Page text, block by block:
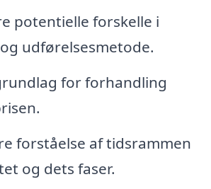
potentielle forskelle i
udførelsesmetode.
for forhandling
forståelse af tidsrammen
og dets faser.